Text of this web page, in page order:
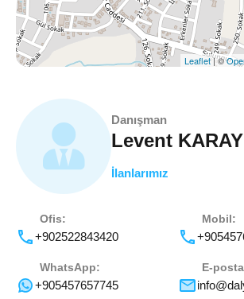
Leaflet| ©
Danışman
Levent
İlanlarımız
Ofis:
+902522843420
Mobil:
WhatsApp:
+905457657745
E-